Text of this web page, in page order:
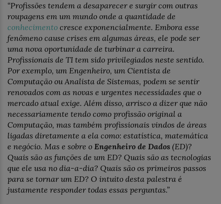
“Profissões tendem a desaparecer e surgir com outras
roupagens em um mundo onde a quantidade de
conhecimento cresce exponencialmente. Embora esse
fenômeno cause crises em algumas áreas, ele pode ser
uma nova oportunidade de turbinar a carreira.
Profissionais de TI tem sido privilegiados neste sentido.
Por exemplo, um Engenheiro, um Cientista de
Computação ou Analista de Sistemas, podem se sentir
renovados com as novas e urgentes necessidades que o
mercado atual exige. Além disso, arrisco a dizer que não
necessariamente tendo como profissão original a
Computação, mas também profissionais vindos de áreas
ligadas diretamente a ela como: estatística, matemática
e negócio. Mas e sobre o Engenheiro de Dados (ED)?
Quais são as funções de um ED? Quais são as tecnologias
que ele usa no dia-a-dia? Quais são os primeiros passos
para se tornar um ED? O intuito desta palestra é
justamente responder todas essas perguntas.”